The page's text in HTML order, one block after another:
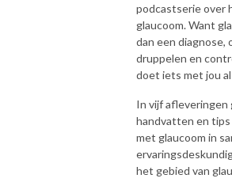
podcastserie over
glaucoom. Want
dan een diagnose,
druppelen en
doet iets met jou
In vijf afleveringen
handvatten en
met glaucoom in
het gebied van